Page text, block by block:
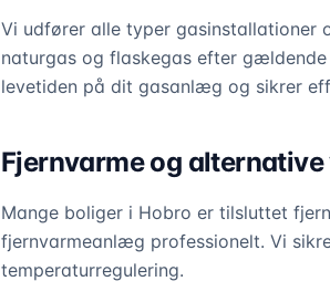
Vi udfører alle typer gasinstallationer
naturgas og flaskegas efter
levetiden på dit gasanlæg og sikrer
Fjernvarme og
Mange boliger i Hobro er tilsluttet
fjernvarmeanlæg professionelt. Vi
temperaturregulering.